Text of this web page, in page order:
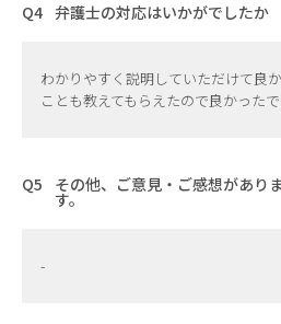
弁護士の対応はいかがでしたか
わかりやすく説明していただけて良
ことも教えてもらえたので良かったで
その他、ご意見・ご感想があり
す。
-